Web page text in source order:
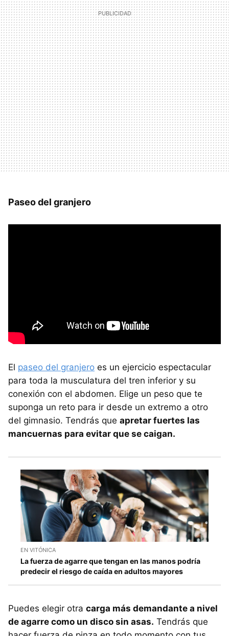
Paseo del granjero
El paseo del granjero es un ejercicio espectacular
para toda la musculatura del tren inferior y su
conexión con el abdomen. Elige un peso que te
suponga un reto para ir desde un extremo a otro
del gimnasio. Tendrás que apretar fuertes las
mancuernas para evitar que se caigan.
EN VITÓNICA
La fuerza de agarre que tengan en las manos podría
predecir el riesgo de caída en adultos mayores
Puedes elegir otra carga más demandante a nivel
de agarre como un disco sin asas. Tendrás que